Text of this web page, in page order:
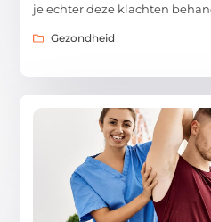
je echter deze klachten
Gezondheid